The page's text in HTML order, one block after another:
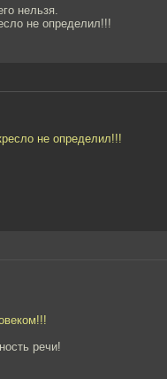
нельзя.
не определил!!!
не определил!!!
речи!